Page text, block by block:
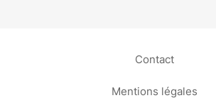
Contact
Mentions légales